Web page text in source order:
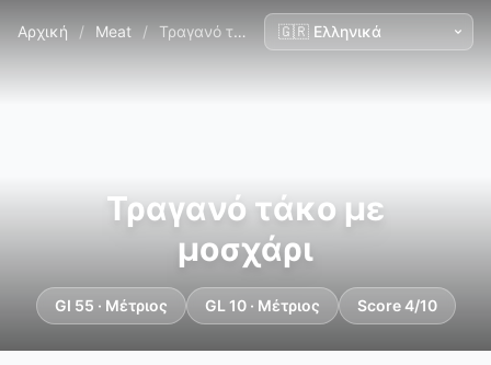
Αρχική / Meat / Τραγανό τάκο με μοσχάρι
Τραγανό τάκο με
μοσχάρι
GI 55 · Μέτριος GL 10 · Μέτριος Score 4/10